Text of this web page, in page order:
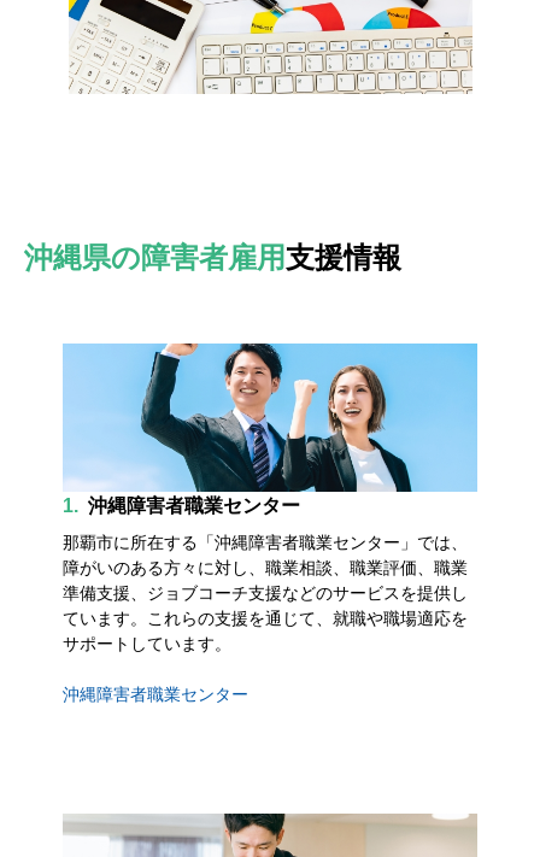
沖縄県の障害者雇用支援情報
1. 沖縄障害者職業センター
那覇市に所在する「沖縄障害者職業センター」では、
障がいのある方々に対し、職業相談、職業評価、職業
準備支援、ジョブコーチ支援などのサービスを提供し
ています。これらの支援を通じて、就職や職場適応を
サポートしています。
沖縄障害者職業センター